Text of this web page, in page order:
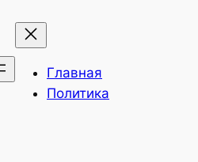
Главная
Политика